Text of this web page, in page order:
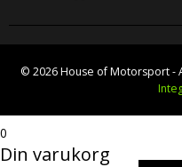
© 2026 House of Motorsport -
0
Din varukorg